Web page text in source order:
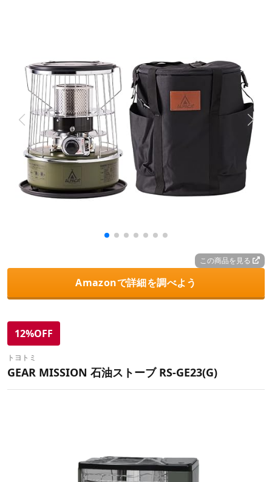
この商品を見る
Amazonで詳細を調べよう
12%OFF
トヨトミ
GEAR MISSION 石油ストーブ RS-GE23(G)